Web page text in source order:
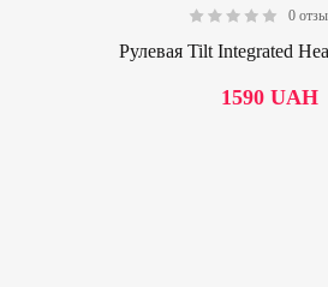
0
Рулевая Tilt Integrated
1590 UAH